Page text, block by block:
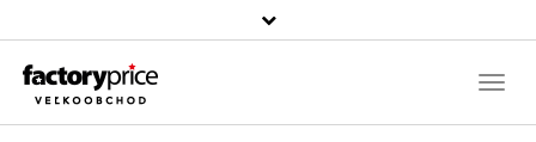
Szukaj
produktu